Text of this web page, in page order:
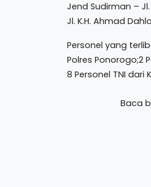
Jend Sudirman –
Jl. K.H. Ahmad
Personel yang
Polres Ponorogo;2
8 Personel TNI dari
Baca